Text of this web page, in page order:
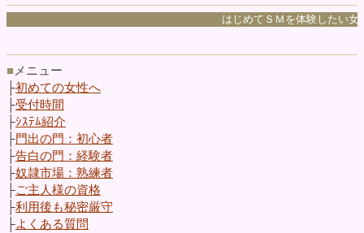
はじめてＳＭを体験したい
■ メニュー
├初めての女性へ
├受付時間
├ｼｽﾃﾑ紹介
├門出の門：初心者
├告白の門：経験者
├奴隷市場：熟練者
├ご主人様の資格
├利用後も秘密厳守
├よくある質問